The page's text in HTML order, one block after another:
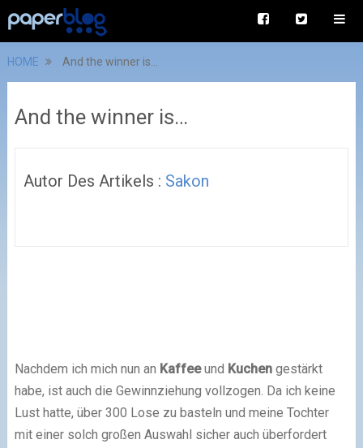
HOME And the winner is…
And the winner is…
Autor Des Artikels : Sakon
Nachdem ich mich nun an Kaffeeund Kuchengestärkt
habe, ist auch die Gewinnziehung vollzogen. Da ich keine
Lust hatte, über 300 Lose zu basteln und meine Tochter
mit einer solch großen Auswahl sicher auch überfordert